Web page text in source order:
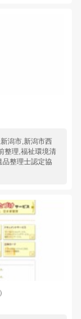
潟市,新潟市西
整理,福祉環境清
整理士認定協